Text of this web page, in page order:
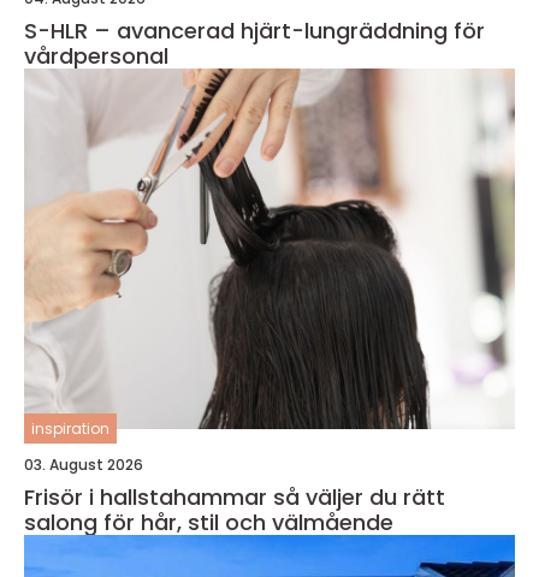
S-HLR – avancerad hjärt-lungräddning för
vårdpersonal
inspiration
03. August 2026
Frisör i hallstahammar så väljer du rätt
salong för hår, stil och välmående